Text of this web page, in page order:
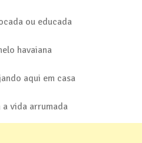
ou educada
havaiana
aqui em casa
vida arrumada